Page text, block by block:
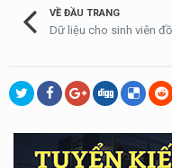
VỀ ĐẦU TRANG
Dữ liệu cho sinh viên